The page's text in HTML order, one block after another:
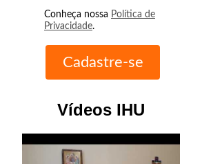
Conheça nossa Política de
Privacidade.
Vídeos IHU